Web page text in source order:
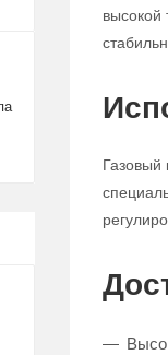
высокой
Газовый